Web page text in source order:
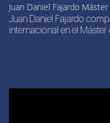
Juan Daniel Fajardo
Juan Daniel Fajardo
internacional en el